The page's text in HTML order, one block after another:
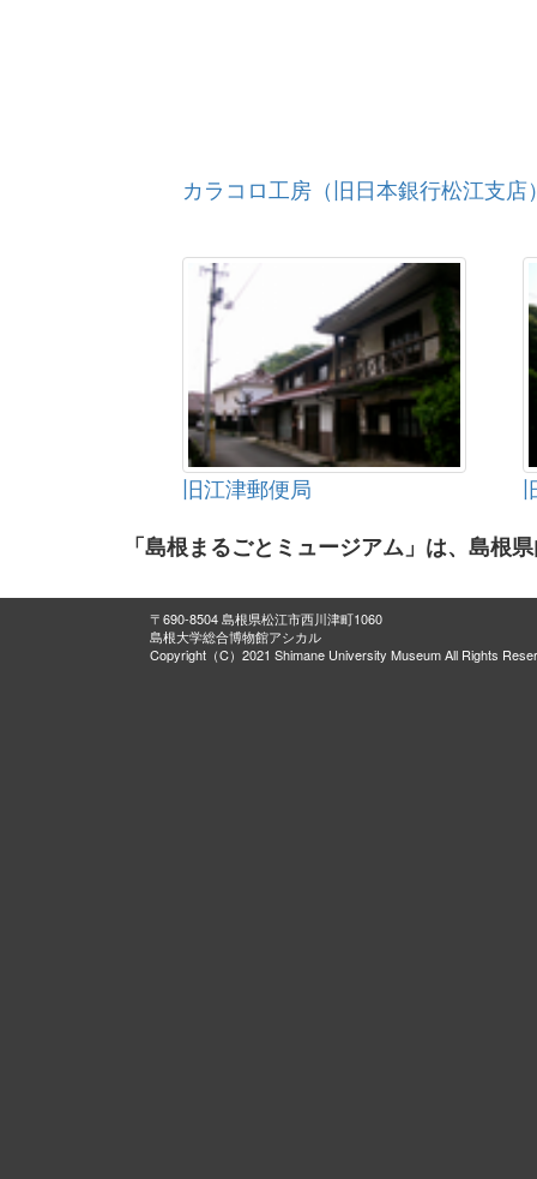
カラコロ工房（旧日本銀行松江支店
旧江津郵便局
「島根まるごとミュージアム」は、島根
〒690-8504 島根県松江市西川津町1060
島根大学総合博物館アシカル
Copyright（C）2021 Shimane University Museum All Rights